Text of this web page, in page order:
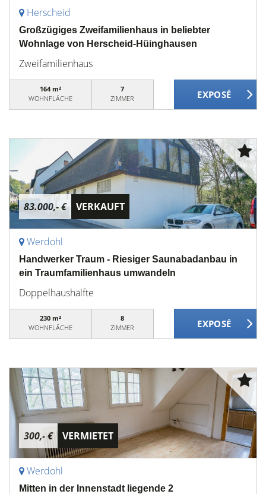
Herscheid
Großzügiges Zweifamilienhaus in beliebter
Wohnlage von Herscheid-Hüinghausen
Zweifamilienhaus
164 m²
WOHNFLÄCHE
7
ZIMMER
83.000,- € VERKAUFT
Werdohl
Handwerker Traum - Riesiger Saunabadanbau in
ein Traumfamilienhaus umwandeln
Doppelhaushälfte
230 m²
WOHNFLÄCHE
8
ZIMMER
300,- € VERMIETET
Werdohl
Mitten in der Innenstadt liegende 2